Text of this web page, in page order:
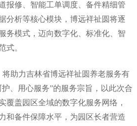
报修、智能工单调度、备件精细管
分析等核心模块，博远祥祉圆将逐
务模式，迈向数字化、标准化、智
式。
将助力吉林省博远祥祉圆养老服务有
护、用心服务”的服务宗旨，以此次合
覆盖园区全域的数字化服务网络，
和备件保障水平，为园区长者营造